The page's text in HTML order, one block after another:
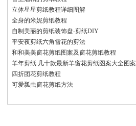
立体星星剪纸教程详细图解
全身的米妮剪纸教程
自制美丽的剪纸装饰盘-剪纸DIY
平安夜剪纸六角雪花的剪法
和和美美窗花剪纸图案及窗花剪纸教程
羊年剪纸 几十款最新羊窗花剪纸图案大全图案
四折团花剪纸教程
可爱瓢虫窗花剪纸方法